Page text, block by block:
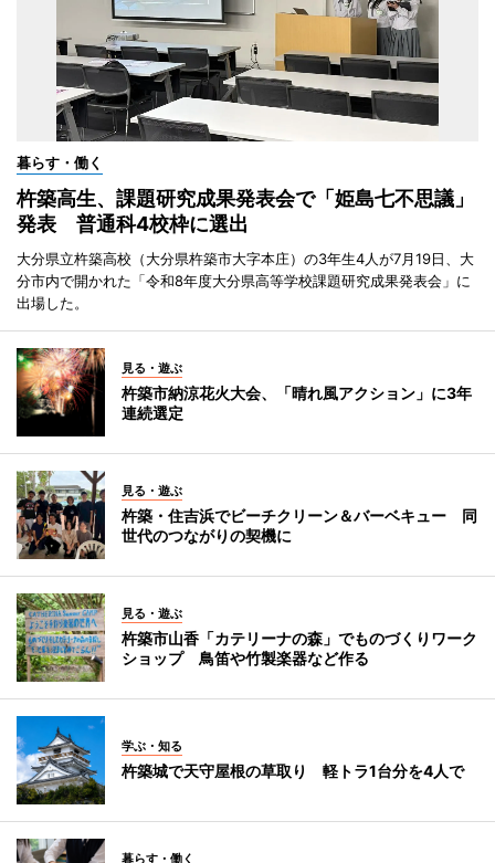
暮らす・働く
杵築高生、課題研究成果発表会で「姫島七不思議」
発表 普通科4校枠に選出
大分県立杵築高校（大分県杵築市大字本庄）の3年生4人が7月19日、大
分市内で開かれた「令和8年度大分県高等学校課題研究成果発表会」に
出場した。
見る・遊ぶ
杵築市納涼花火大会、「晴れ風アクション」に3年
連続選定
見る・遊ぶ
杵築・住吉浜でビーチクリーン＆バーベキュー 同
世代のつながりの契機に
見る・遊ぶ
杵築市山香「カテリーナの森」でものづくりワーク
ショップ 鳥笛や竹製楽器など作る
学ぶ・知る
杵築城で天守屋根の草取り 軽トラ1台分を4人で
暮らす・働く